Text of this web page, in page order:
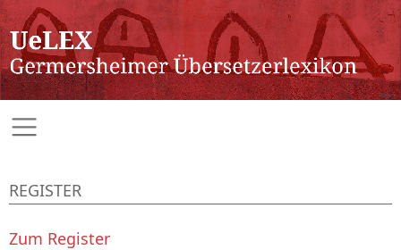
REGISTER
Zum Register